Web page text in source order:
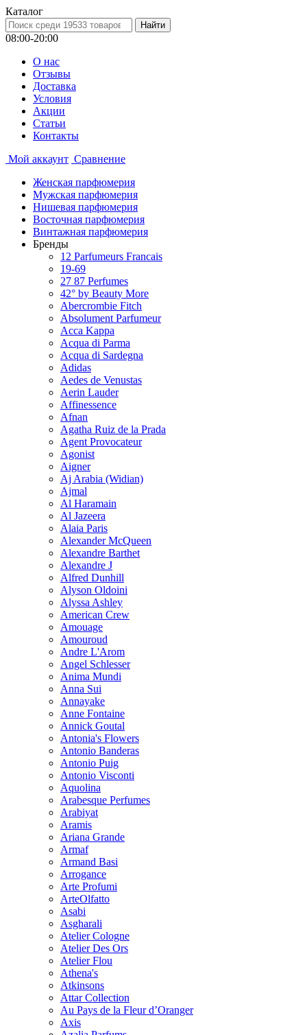
Каталог
08:00-20:00
О нас
Отзывы
Доставка
Условия
Aкции
Статьи
Контакты
Мой аккаунт Сравнение
Женская парфюмерия
Мужская парфюмерия
Нишевая парфюмерия
Восточная парфюмерия
Винтажная парфюмерия
Бренды
12 Parfumeurs Francais
19-69
27 87 Perfumes
42° by Beauty More
Abercrombie Fitch
Absolument Parfumeur
Acca Kappa
Acqua di Parma
Acqua di Sardegna
Adidas
Aedes de Venustas
Aerin Lauder
Affinessence
Afnan
Agatha Ruiz de la Prada
Agent Provocateur
Agonist
Aigner
Aj Arabia (Widian)
Ajmal
Al Haramain
Al Jazeera
Alaia Paris
Alexander McQueen
Alexandre Barthet
Alexandre J
Alfred Dunhill
Alyson Oldoini
Alyssa Ashley
American Crew
Amouage
Amouroud
Andre L'Arom
Angel Schlesser
Anima Mundi
Anna Sui
Annayake
Anne Fontaine
Annick Goutal
Antonia's Flowers
Antonio Banderas
Antonio Puig
Antonio Visconti
Aquolina
Arabesque Perfumes
Arabiyat
Aramis
Ariana Grande
Armaf
Armand Basi
Arrogance
Arte Profumi
ArteOlfatto
Asabi
Asgharali
Atelier Cologne
Atelier Des Ors
Atelier Flou
Athena's
Atkinsons
Attar Collection
Au Pays de la Fleur d’Oranger
Axis